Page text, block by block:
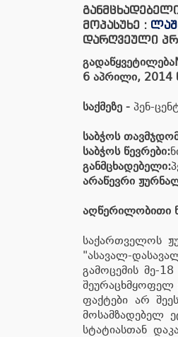
მოპასუხე :
დარღვეული
გადაწყვეტილება
6 აპრილი, 2014
საქმეზე - პენ-
საბჭოს
საბჭოს წევრები:
განმცხადებელი:
არაწევრი
აღწერილობითი
საქართველოს
"ასავალ-
გამოცემის მე-
შეურაცხმყოფელ
ფაქტები არ
მოსამზადებელ
სტატიასთან